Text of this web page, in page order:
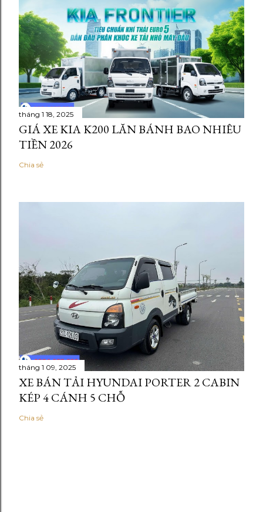
tháng 1 18, 2025
GIÁ XE KIA K200 LĂN BÁNH BAO NHIÊU
TIỀN 2026
Chia sẻ
tháng 1 09, 2025
XE BÁN TẢI HYUNDAI PORTER 2 CABIN
KÉP 4 CÁNH 5 CHỖ
Chia sẻ